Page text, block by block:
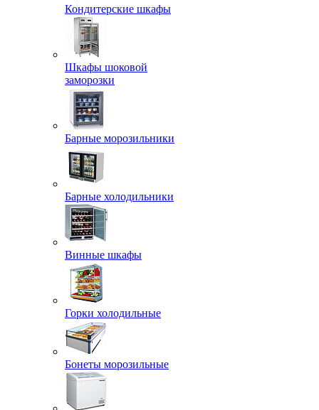
Кондитерские шкафы
Шкафы шоковой
заморозки
Барные морозильники
Барные холодильники
Винные шкафы
Горки холодильные
Бонеты морозильные